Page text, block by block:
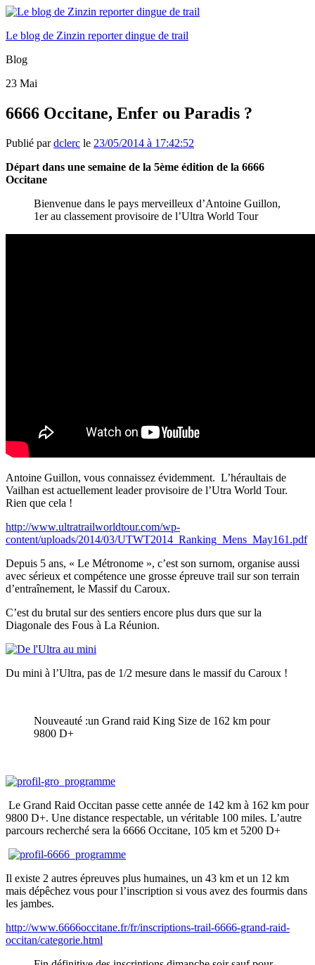
Le blog de Zinzin reporter dingue de trail
Blog
23 Mai
6666 Occitane, Enfer ou Paradis ?
Publié pardclerc le 23/05/2014 à 17:42:52
Départ dans une semaine de la 5ème édition de la 6666
Occitane
Bienvenue dans le pays merveilleux d’Antoine Guillon,
1er au classement provisoire de l’Ultra World Tour
Antoine Guillon, vous connaissez évidemment. L’héraultais de
Vailhan est actuellement leader provisoire de l’Utra World Tour.
Rien que cela !
http://www.ultratrailworldtour.com/wp-
content/uploads/2014/03/UTWT2014_Ranking_Mens_May161.pdf
Depuis 5 ans, « Le Métronome », c’est son surnom, organise aussi
avec sérieux et compétence une grosse épreuve trail sur son terrain
d’entraînement, le Massif du Caroux.
C’est du brutal sur des sentiers encore plus durs que sur la
Diagonale des Fous à La Réunion.
Du mini à l’Ultra, pas de 1/2 mesure dans le massif du Caroux !
Nouveauté :un Grand raid King Size de 162 km pour
9800 D+
Le Grand Raid Occitan passe cette année de 142 km à 162 km pour
9800 D+. Une distance respectable, un véritable 100 miles. L’autre
parcours recherché sera la 6666 Occitane, 105 km et 5200 D+
Il existe 2 autres épreuves plus humaines, un 43 km et un 12 km
mais dépêchez vous pour l’inscription si vous avez des fourmis dans
les jambes.
http://www.6666occitane.fr/fr/inscriptions-trail-6666-grand-raid-
occitan/categorie.html